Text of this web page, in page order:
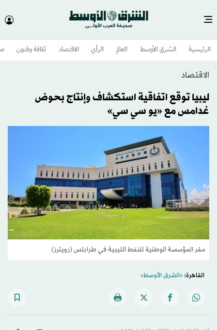
الرئيسية الشرق الأوسط​ العالم الرأي الاقتصاد ثقافة وفنون
الاقتصاد
ليبيا توقع اتفاقية استكشاف وإنتاج بحوض
غدامس مع «يو سي سي»
مقر المؤسسة الوطنية للنفط الليبية في طرابلس (رويترز)
القاهرة:«الشرق الأوسط»